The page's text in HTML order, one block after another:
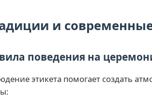
и
поведения на
этикета помогает создать